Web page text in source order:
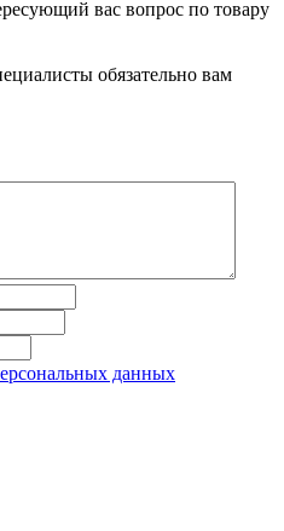
вас вопрос по товару
обязательно вам
данных